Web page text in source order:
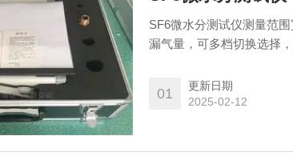
SF6微水分测试仪测量范
漏气量，可多档切换选择
01
更新日期
2025-02-12